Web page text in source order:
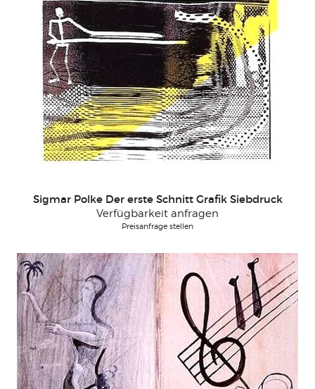
Sigmar Polke Der erste Schnitt Grafik Siebdruck
Verfügbarkeit anfragen
Preisanfrage stellen